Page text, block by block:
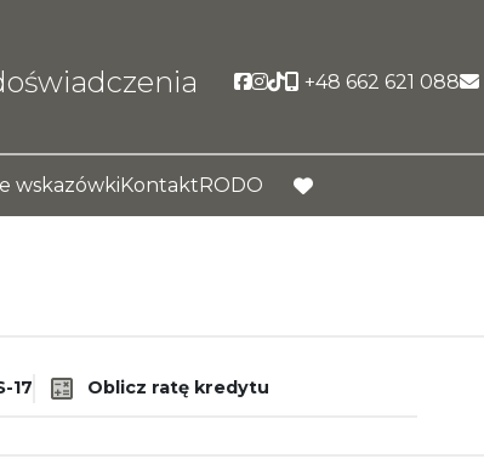
Social link
Social link
Social link
+48 662 621 088
wskazówkiKontaktRODO
favorite
17 Oblicz ratę kredytu